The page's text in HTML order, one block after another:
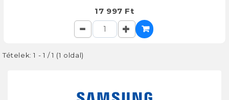
17 997 Ft
Tételek: 1 - 1 / 1 (1 oldal)